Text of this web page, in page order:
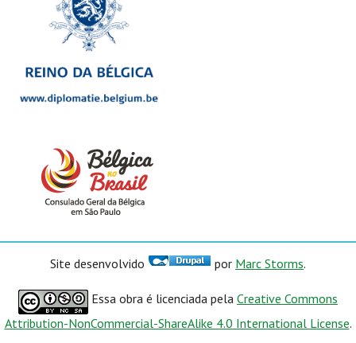
Site desenvolvido por Marc Storms.
Essa obra é licenciada pela Creative Commons
Attribution-NonCommercial-ShareAlike 4.0 International License.